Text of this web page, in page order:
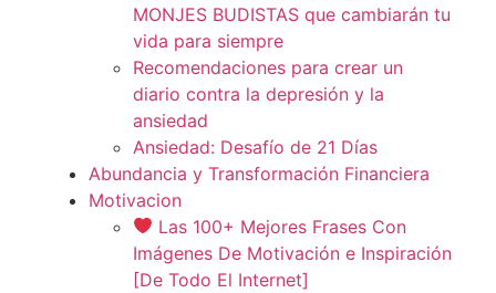
MONJES BUDISTAS que cambiarán tu
vida para siempre
Recomendaciones para crear un
diario contra la depresión y la
ansiedad
Ansiedad: Desafío de 21 Días
Abundancia y Transformación Financiera
Motivacion
Las 100+ Mejores Frases Con
Imágenes De Motivación e Inspiración
[De Todo El Internet]